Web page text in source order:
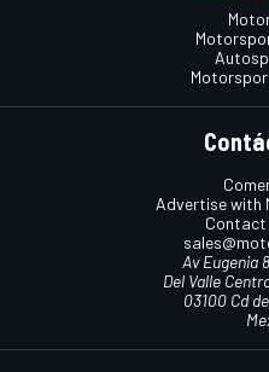
Advertise with
Av Eugenia
Del Valle
03100 Cd